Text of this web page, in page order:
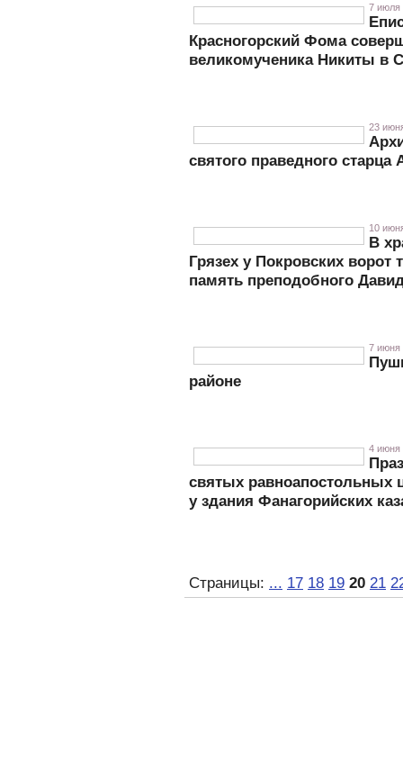
7 июля
Красногорский Фома
великомученика Никиты в
23
святого праведного старца
10
В
Грязех у Покровских ворот
память преподобного
7 июня
районе
4 июня
святых равноапостольных
у здания Фанагорийских
Страницы: ... 17 18 19 20 21